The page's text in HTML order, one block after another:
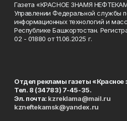
Газета «КРАСНОЕ ЗНАМЯ
Управлении Федеральной службы
информационных технологий и
Республике Башкортостан.
02 - 01880 от 11.06.2025 г.
Отдел рекламы газеты
Тел. 8 (34783) 7-45-35.
Эл. почта: kzreklama@mail.ru
kzneftekamsk@yandex.ru